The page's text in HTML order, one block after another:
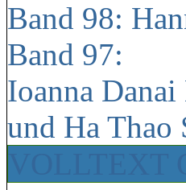
Band 98:
Band 97:
Ioanna
und Ha Thao